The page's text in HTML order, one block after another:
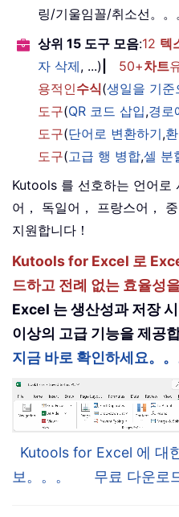
링/기울임꼴/취소선。。
상위 15 도구 모음:12 텍
자 삭제, ...) 50+차트
용적인수식(생일을 기
도구(QR 코드 삽입,경로
도구(단어로 변환하기,
도구(고급 행 병합,셀 분
Kutools 를 선호하는 언어로
어， 독일어， 프랑스어，
지원합니다！
Kutools for Excel 로
드하고 전례 없는 효율성
Excel 는 생산성과 저장
이상의 고급 기능을 제공합
지금 바로 확인하세요。。
Kutools for Excel 에 대
보。。。
무료 다운로